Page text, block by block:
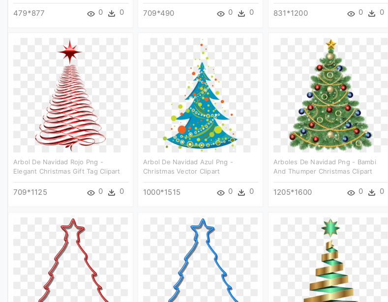
479*877 0 0 709*490 0 0 831*1200 0 0
Arbol De Navidad Rojo Png -
Elegant Christmas Gift Tag Clipart
709*1125 0 0
Arbol De Navidad Azul Png -
Christmas Vector Clipart
1000*1515 0 0
Arboles De Navidad Png - Bambi
And Thumper Christmas Clipart
1205*1600 0 0